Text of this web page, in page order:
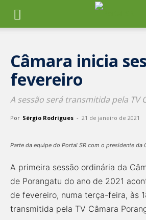
Câmara inicia
fevereiro
A sessão será transmitida pela TV
Por Sérgio Rodrigues - 21 de janeiro de 2021
Parte da equipe do Portal SR com o presidente da
A primeira sessão ordinária da
de Porangatu do ano de 2021
de fevereiro, numa terça-feira, às
transmitida pela TV Câmara